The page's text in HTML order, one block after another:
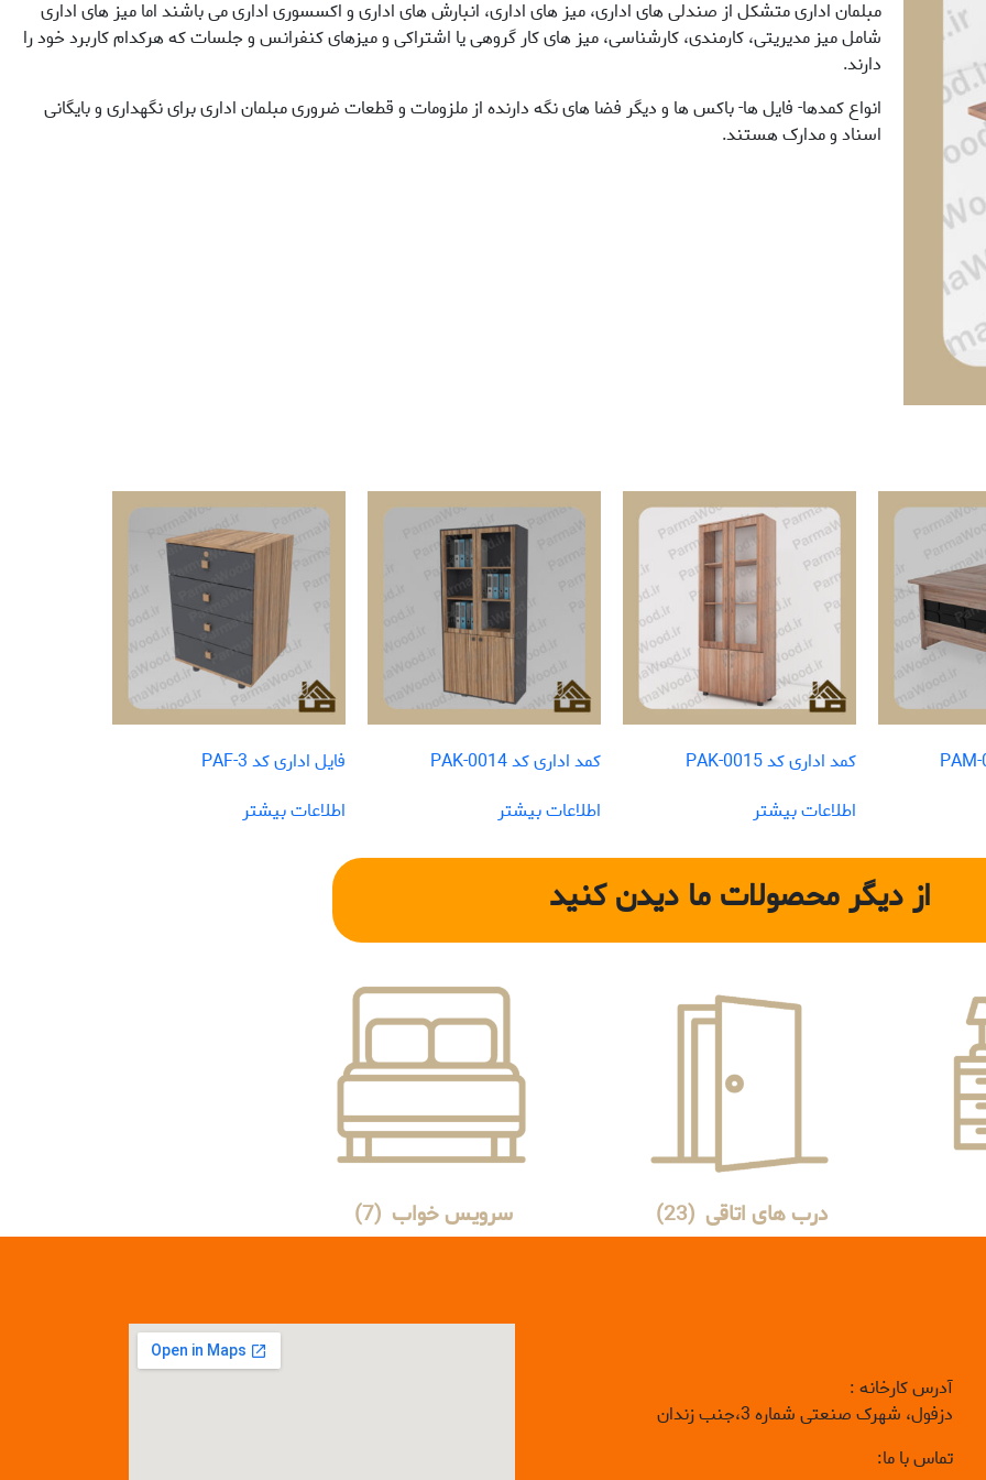
مبلمان اداری متشکل از صندلی های اداری، میز های اداری، انبارش های اداری و اکسسوری اداری می باشند اما میز های اداری
شامل میز مدیریتی، کارمندی، کارشناسی، میز های کار گروهی یا اشتراکی و میزهای کنفرانس و جلسات که هرکدام کاربرد خود را
دارند.
انواع کمدها- فایل ها- باکس ها و دیگر فضا های نگه دارنده از ملزومات و قطعات ضروری مبلمان اداری برای نگهداری و بایگانی
اسناد و مدارک هستند.
کمد اداری کد PAK-0015
اطلاعات بیشتر
کمد اداری کد PAK-0014
اطلاعات بیشتر
فایل اداری کد PAF-3
اطلاعات بیشتر
از دیگر محصولات ما دیدن کنید
درب های اتاقی (23) سرویس خواب (7)
آدرس کارخانه :
دزفول، شهرک صنعتی شماره 3،جنب زندان
تماس با ما: